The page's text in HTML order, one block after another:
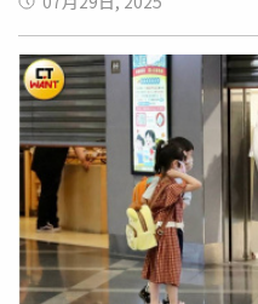
妳愛我到天長地久〉📢別
口稱讚了妳的狗對於妳的